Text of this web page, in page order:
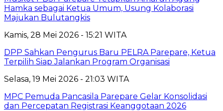
Hamka sebagai Ketua Umum, Usung Kolaborasi
Majukan Bulutangkis
Kamis, 28 Mei 2026 - 15:21 WITA
DPP Sahkan Pengurus Baru PELRA Parepare, Ketua
Terpilih Siap Jalankan Program Organisasi
Selasa, 19 Mei 2026 - 21:03 WITA
MPC Pemuda Pancasila Parepare Gelar Konsolidasi
dan Percepatan Registrasi Keanggotaan 2026